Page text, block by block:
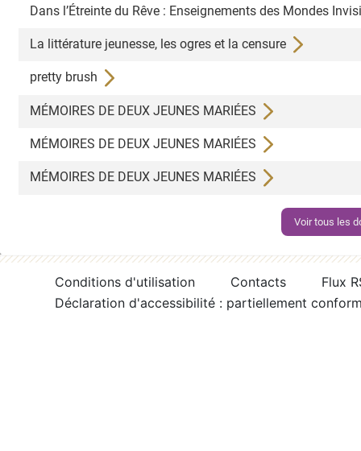
Dans l’Étreinte du Rêve : Enseignements des Mondes
La littérature jeunesse, les ogres et la censure
pretty brush
MÉMOIRES DE DEUX JEUNES MARIÉES
MÉMOIRES DE DEUX JEUNES MARIÉES
MÉMOIRES DE DEUX JEUNES MARIÉES
Voir tous les
Conditions d'utilisation Contacts
Flux
Déclaration d'accessibilité : partiellement